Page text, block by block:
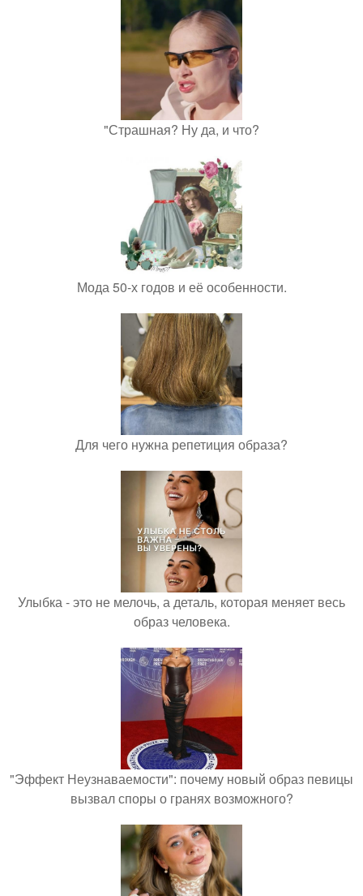
"Страшная? Ну да, и что?
Мода 50-х годов и её особенности.
Для чего нужна репетиция образа?
Улыбка - это не мелочь, а деталь, которая меняет весь
образ человека.
"Эффект Неузнаваемости": почему новый образ певицы
вызвал споры о гранях возможного?